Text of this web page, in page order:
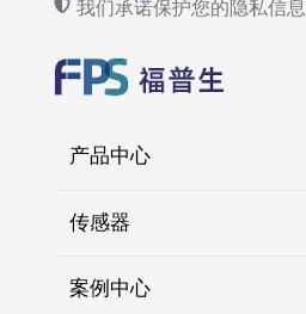
我们承诺保护您的隐私信息
产品中心
传感器
案例中心